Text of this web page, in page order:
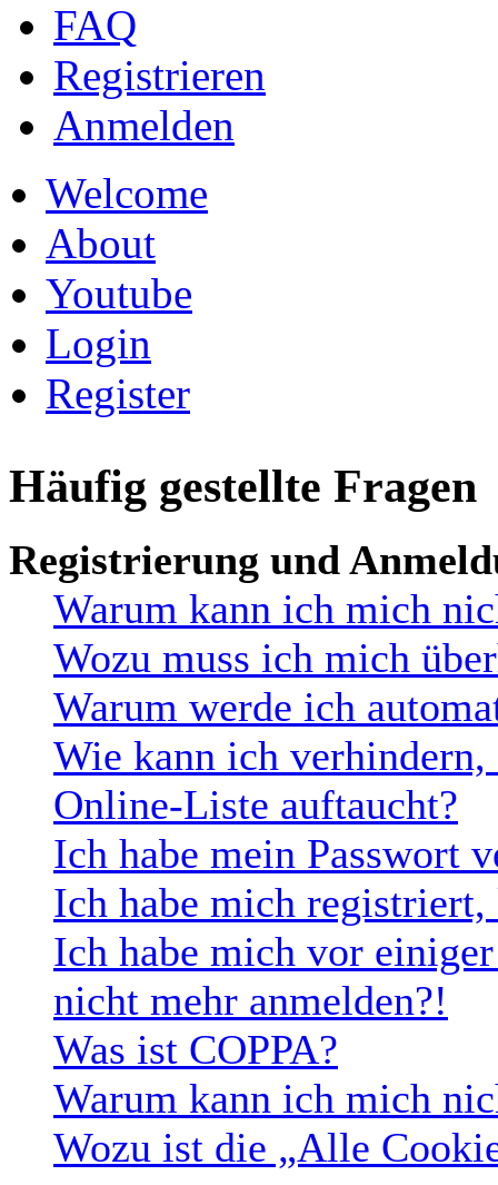
FAQ
Registrieren
Anmelden
Welcome
About
Youtube
Login
Register
Häufig gestellte Fragen
Registrierung und
Warum kann ich mich
Wozu muss ich mich
Warum werde ich
Wie kann ich verhindern,
Online-Liste auftaucht?
Ich habe mein Passwort
Ich habe mich
Ich habe mich vor
nicht mehr anmelden?!
Was ist COPPA?
Warum kann ich mich
Wozu ist die „Alle